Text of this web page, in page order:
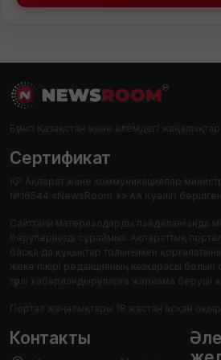
Бүгінгі Қазақстан және әлемдегі
Сертификат
ҚР Ақпарат және коммуникациялар
№16544 «NewsRoom +» АА Куәлігі берілген.
Сайттағы материалдарды пайдаланғанда
берулеріңізді сұраймыз. Ақпараттық
басқа да құқықтар толығымен
жеке пікірі редакцияның көзқарасы
түрлі хабарландыруларға жарнама беруші
Портал жаңалықтары 18 жастан асқан
Контакты